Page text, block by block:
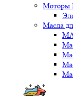
Моторы
Масла